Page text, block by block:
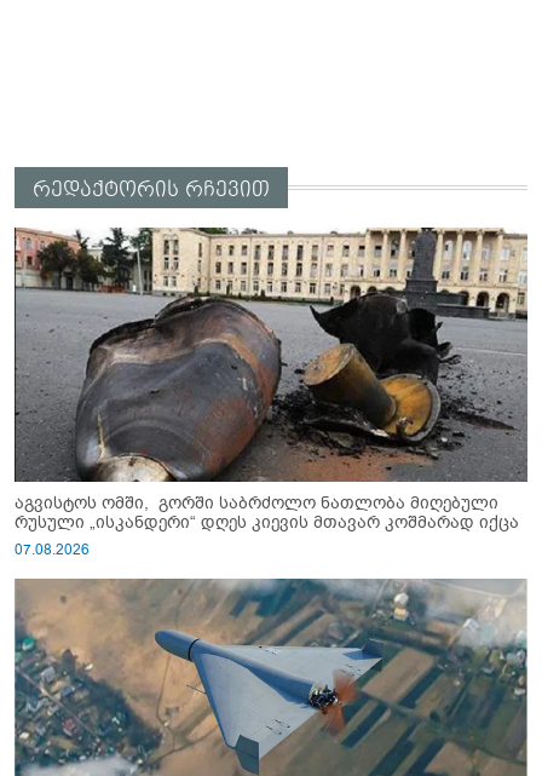
რედაქტორის რჩევით
აგვისტოს ომში, გორში საბრძოლო ნათლობა მიღებული
რუსული „ისკანდერი“ დღეს კიევის მთავარ კოშმარად იქცა
07.08.2026